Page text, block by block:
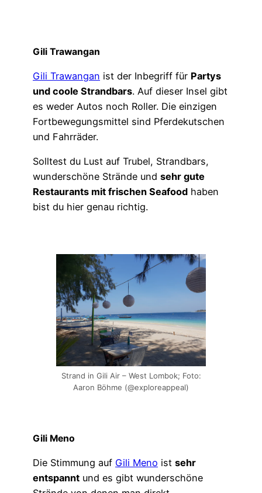
Gili Trawangan
Gili Trawangan ist der Inbegriff für Partys
und coole Strandbars. Auf dieser Insel gibt
es weder Autos noch Roller. Die einzigen
Fortbewegungsmittel sind Pferdekutschen
und Fahrräder.
Solltest du Lust auf Trubel, Strandbars,
wunderschöne Strände und sehr gute
Restaurants mit frischen Seafood haben
bist du hier genau richtig.
Strand in Gili Air – West Lombok; Foto:
Aaron Böhme (@exploreappeal)
Gili Meno
Die Stimmung auf Gili Meno ist sehr
entspannt und es gibt wunderschöne